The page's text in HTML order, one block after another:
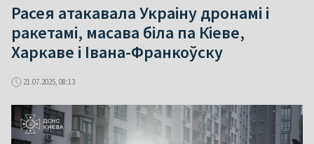
Расея атакавала Украіну дронамі і
ракетамі, масава біла па Кіеве,
Харкаве і Івана-Франкоўску
21.07.2025, 08:13